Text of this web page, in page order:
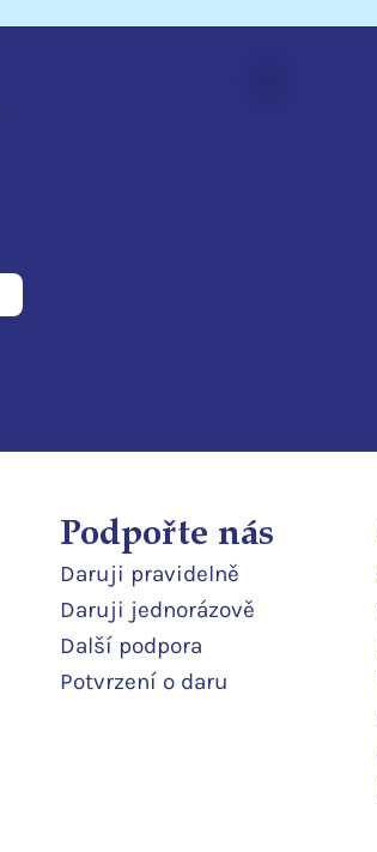
Podpořte nás
Daruji pravidelně
Daruji jednorázově
Další podpora
Potvrzení o daru